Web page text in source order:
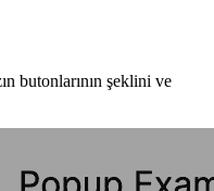
butonlarının şeklini ve